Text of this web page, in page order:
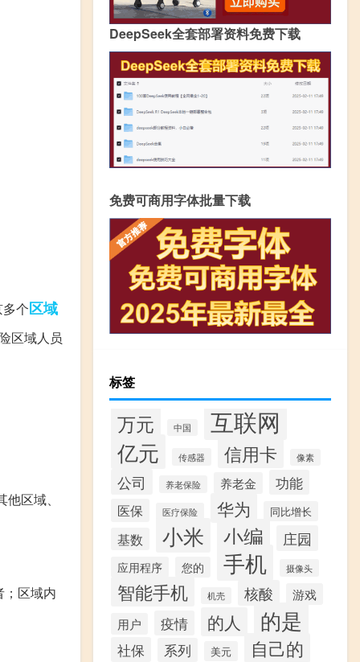
个区域
区域人员
区域、
区域内
DeepSeek全套部署资料免费下载
免费可商用字体批量下载
标签
万元 中国 互联网
亿元 传感器 信用卡 像素
公司 养老保险 养老金 功能
医保 医疗保险 华为 同比增长
基数 小米 小编 庄园
应用程序 您的 手机 摄像头
智能手机 机壳 核酸
游戏
用户
疫情 的人 的是
社保 系列 美元 自己的